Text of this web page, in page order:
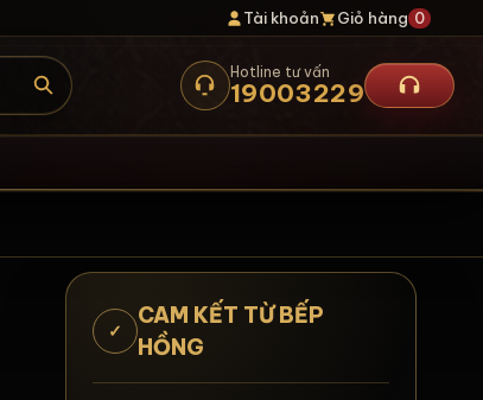
Tài khoản Giỏ hàng 0
Hotline tư vấn
19003229
✓
CAM KẾT TỪ BẾP
HỒNG